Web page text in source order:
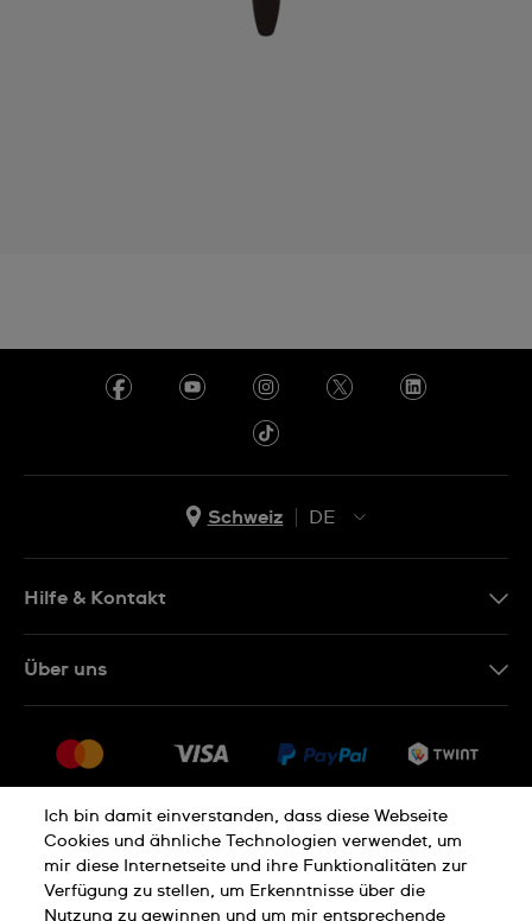
Schweiz
DE
IT
Hilfe & Kontakt
Rückgaberecht
Verkaufs- und Lieferbedingungen
Vertrag widerrufen
Über uns
Jobs
Ich bin damit einverstanden, dass diese Webseite
Cookies und ähnliche Technologien verwendet, um
mir diese Internetseite und ihre Funktionalitäten zur
Verfügung zu stellen, um Erkenntnisse über die
Nutzung zu gewinnen und um mir entsprechende